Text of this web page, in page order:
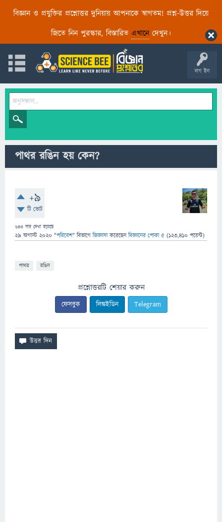
বিজ্ঞান ও প্রযুক্তির প্রশ্নোত্তর দুনিয়ায় আপনাকে স্বাগতম! প্রশ্ন-উত্তর দিয়ে
জিতে নিন পুরস্কার, বিস্তারিত এখানেদেখুন।
লগ ইন
পাথর রঙিন হয় কেন?
+9
টি ভোট
643 বার দেখা হয়েছে
29 অগাস্ট 2020 "পরিবেশ" বিভাগে জিজ্ঞাসাকরেছেনবিজ্ঞানের পোকা ৫ (123,410 পয়েন্ট)
পাথর রঙিন
প্রশ্নোত্তরটি শেয়ার করুন
ফেসবুক লিঙ্কইডিন Telegram